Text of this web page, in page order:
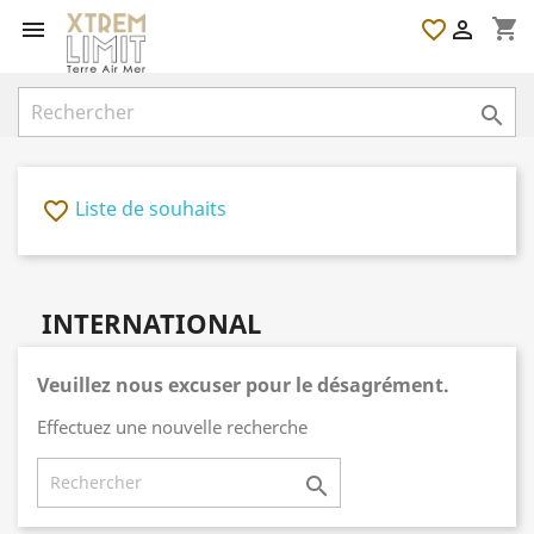
 shopping_cart

favorite_border

favorite_border Liste de souhaits
INTERNATIONAL
Veuillez nous excuser pour le désagrément.
Effectuez une nouvelle recherche
